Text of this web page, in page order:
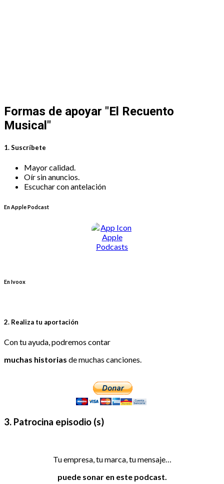
Formas de apoyar "El Recuento
Musical"
1. Suscríbete
Mayor calidad.
Oír sin anuncios.
Escuchar con antelación
En Apple Podcast
En Ivoox
2. Realiza tu aportación
Con tu ayuda, podremos contar
muchas historias de muchas canciones.
3. Patrocina episodio (s)
Tu empresa, tu marca, tu mensaje…
puede sonar en este podcast.